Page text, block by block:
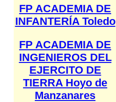
FP ACADEMIA DE
INFANTERÍA Toledo
FP ACADEMIA DE
INGENIEROS DEL
EJERCITO DE
TIERRA Hoyo de
Manzanares